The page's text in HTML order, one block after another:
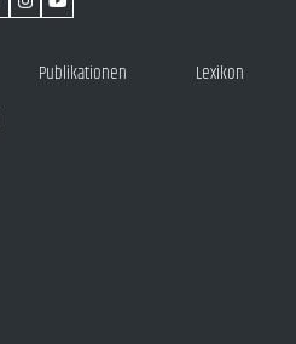
Publikationen Lexikon